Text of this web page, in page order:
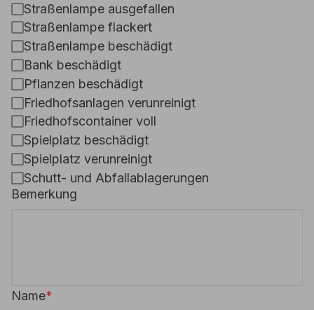
Straßenlampe ausgefallen
Straßenlampe flackert
Straßenlampe beschädigt
Bank beschädigt
Pflanzen beschädigt
Friedhofsanlagen verunreinigt
Friedhofscontainer voll
Spielplatz beschädigt
Spielplatz verunreinigt
Schutt- und Abfallablagerungen
Bemerkung
Name